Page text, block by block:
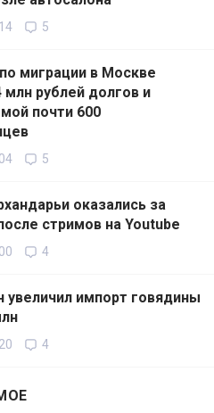
5
миграции в Москве
млн рублей долгов и
почти 600
5
оказались за
стримов на Youtube
4
увеличил импорт говядины
4